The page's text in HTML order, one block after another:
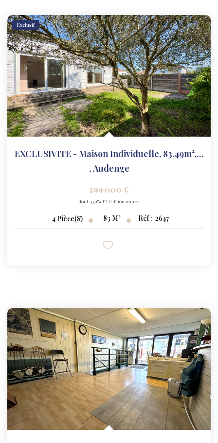
Exclusif
EXCLUSIVITE - Maison Individuelle, 83.49m², 3 Chambres Avec...
,Audenge
299 000 €
dont 4,91% TTC d'honoraires
4 Pièce(s) 83 M² Réf : 2647